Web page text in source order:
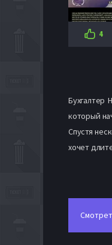
4
Бухгалтер
который
Спустя
хочет